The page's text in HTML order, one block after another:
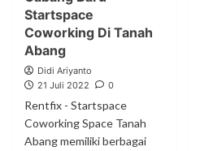
Startspace
Coworking Di Tanah
Abang
Didi Ariyanto
21 Juli 2022
0
Rentfix - Startspace
Coworking Space Tanah
Abang memiliki berbagai